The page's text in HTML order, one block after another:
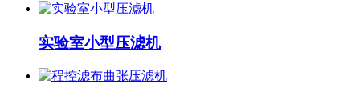
实验室小型压滤机